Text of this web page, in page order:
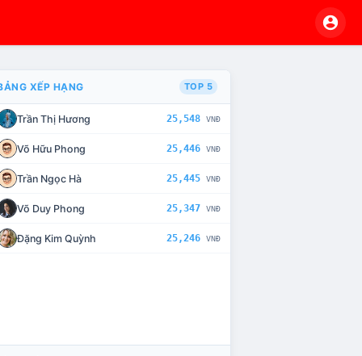
CHẾ TÀI XỬ LÝ VI PHẠM
XẾP HẠNG TOP 5
Trần Thị Hương 25,548 VNĐ
Võ Hữu Phong 25,446 VNĐ
Trần Ngọc Hà 25,445 VNĐ
Võ Duy Phong 25,347 VNĐ
Đặng Kim Quỳnh 25,246 VNĐ